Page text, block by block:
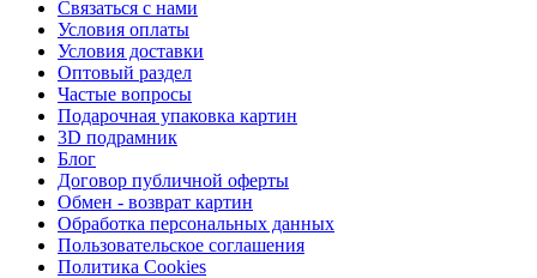
Связаться с нами
Условия оплаты
Условия доставки
Оптовый раздел
Частые вопросы
Подарочная упаковка картин
3D подрамник
Блог
Договор публичной оферты
Обмен - возврат картин
Обработка персональных данных
Пользовательское соглашения
Политика Cookies